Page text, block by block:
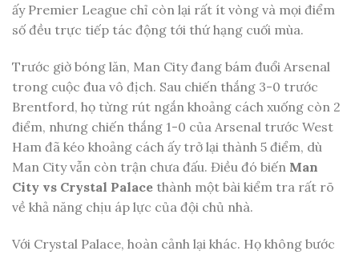
ấy Premier League chỉ còn lại rất ít vòng và mọi điểm
số đều trực tiếp tác động tới thứ hạng cuối mùa.
Trước giờ bóng lăn, Man City đang bám đuổi Arsenal
trong cuộc đua vô địch. Sau chiến thắng 3-0 trước
Brentford, họ từng rút ngắn khoảng cách xuống còn 2
điểm, nhưng chiến thắng 1-0 của Arsenal trước West
Ham đã kéo khoảng cách ấy trở lại thành 5 điểm, dù
Man City vẫn còn trận chưa đấu. Điều đó biến Man
City vs Crystal Palace thành một bài kiểm tra rất rõ
về khả năng chịu áp lực của đội chủ nhà.
Với Crystal Palace, hoàn cảnh lại khác. Họ không bước